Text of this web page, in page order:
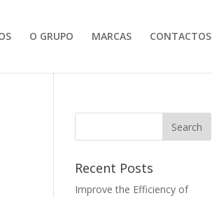
O GRUPO MARCAS CONTACTOS
Recent Posts
Improve the Efficiency of